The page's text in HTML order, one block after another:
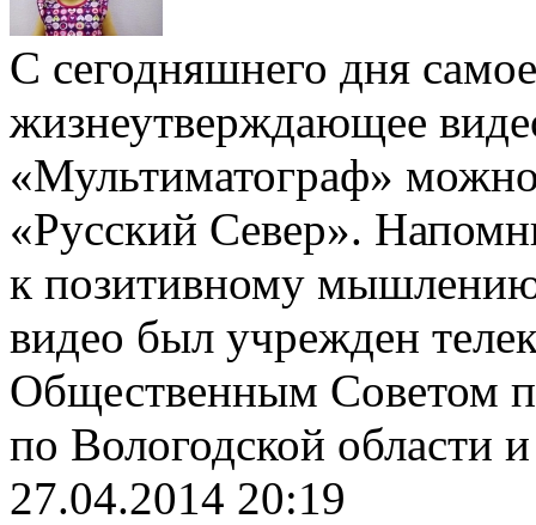
С сегодняшнего дня
жизнеутверждающее
«Мультиматограф»
«Русский Север».
к позитивному
видео был учрежден
Общественным Советом
по Вологодской области
27.04.2014 20:19